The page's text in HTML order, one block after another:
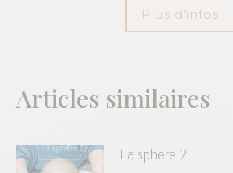
Plus d’infos
Articles similaires
La sphère 2